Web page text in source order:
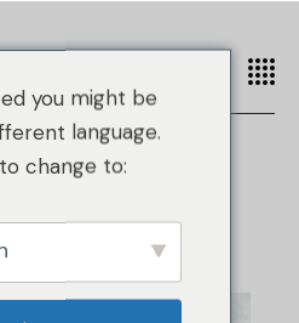
you might be
language.
change to: